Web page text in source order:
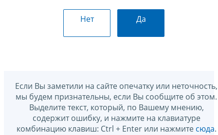
Нет Да
Если Вы заметили на сайте опечатку или неточность,
мы будем признательны, если Вы сообщите об этом.
Выделите текст, который, по Вашему мнению,
содержит ошибку, и нажмите на клавиатуре
комбинацию клавиш: Ctrl + Enter или нажмите сюда.